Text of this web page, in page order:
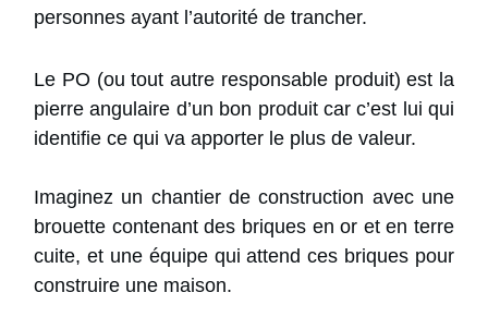
personnes ayant l’autorité de trancher.
Le PO (ou tout autre responsable produit) est la
pierre angulaire d’un bon produit car c’est lui qui
identifie ce qui va apporter le plus de valeur.
Imaginez un chantier de construction avec une
brouette contenant des briques en or et en terre
cuite, et une équipe qui attend ces briques pour
construire une maison.